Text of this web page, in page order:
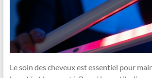
Le soin des cheveux est essentiel pour